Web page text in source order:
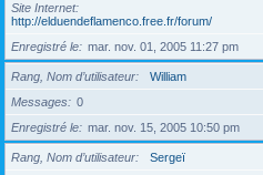
Site Internet
http://elduendeflamenco.free.fr/forum/
Enregistré le
mar. nov. 01, 2005 11:27 pm
Rang, Nom d’utilisateur
William
Messages
0
Enregistré le
mar. nov. 15, 2005 10:50 pm
Rang, Nom d’utilisateur
Sergeï